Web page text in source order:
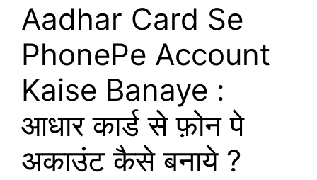
Aadhar Card Se
PhonePe Account
Kaise Banaye :
आधार कार्ड से फ़ोन पे
अकाउंट कैसे बनाये ?